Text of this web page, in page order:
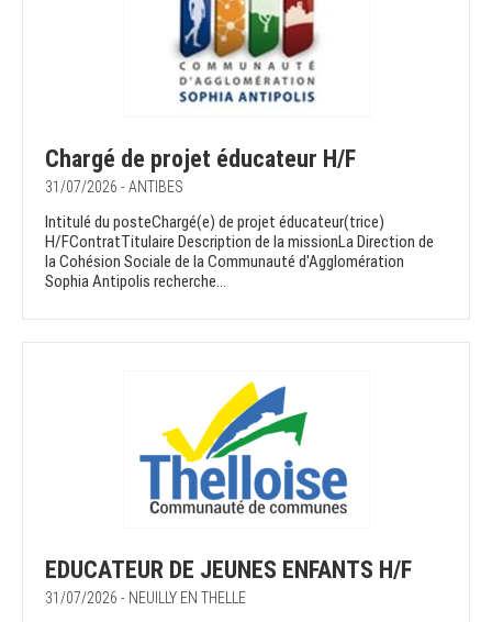
Chargé de projet éducateur H/F
31/07/2026 - ANTIBES
Intitulé du posteChargé(e) de projet éducateur(trice)
H/FContratTitulaire Description de la missionLa Direction de
la Cohésion Sociale de la Communauté d'Agglomération
Sophia Antipolis recherche...
EDUCATEUR DE JEUNES ENFANTS H/F
31/07/2026 - NEUILLY EN THELLE